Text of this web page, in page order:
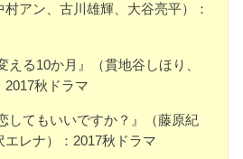
村アン、古川雄輝、大谷亮平）：
える10か月』（貫地谷しほり、
秋ドラマ
してもいいですか？』（藤原紀
レナ）：2017秋ドラマ